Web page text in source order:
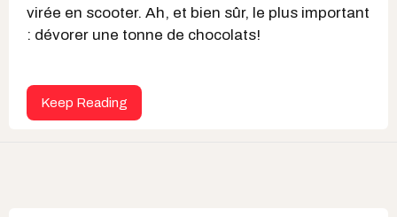
virée en scooter. Ah, et bien sûr, le plus important
: dévorer une tonne de chocolats!
Keep Reading